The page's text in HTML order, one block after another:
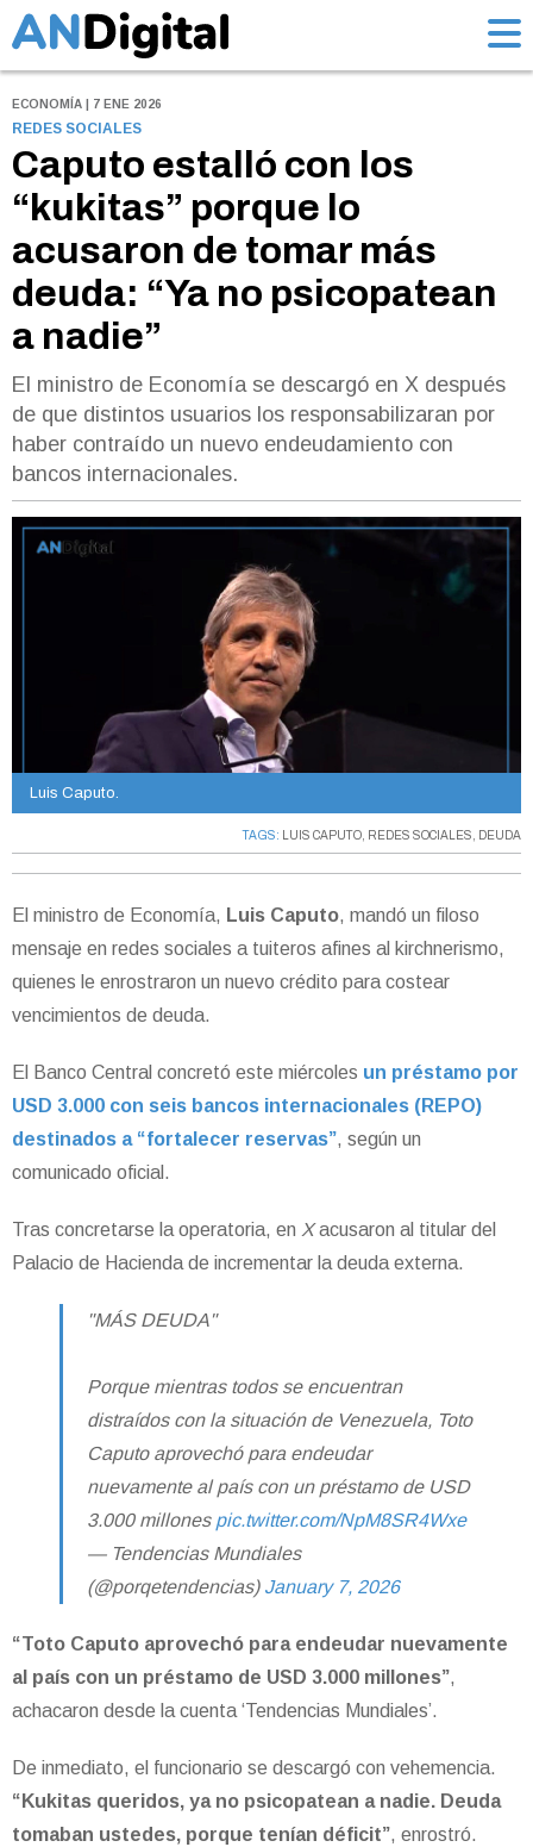
ECONOMÍA | 7 ENE 2026
REDES SOCIALES
Caputo estalló con los
“kukitas” porque lo
acusaron de tomar más
deuda: “Ya no psicopatean
a nadie”
El ministro de Economía se descargó en X después
de que distintos usuarios los responsabilizaran por
haber contraído un nuevo endeudamiento con
bancos internacionales.
Luis Caputo.
TAGS: LUIS CAPUTO, REDES SOCIALES, DEUDA
El ministro de Economía, Luis Caputo, mandó un filoso
mensaje en redes sociales a tuiteros afines al kirchnerismo,
quienes le enrostraron un nuevo crédito para costear
vencimientos de deuda.
El Banco Central concretó este miércoles un préstamo por
USD 3.000 con seis bancos internacionales (REPO)
destinados a “fortalecer reservas”, según un
comunicado oficial.
Tras concretarse la operatoria, en Xacusaron al titular del
Palacio de Hacienda de incrementar la deuda externa.
"MÁS DEUDA"
Porque mientras todos se encuentran
distraídos con la situación de Venezuela, Toto
Caputo aprovechó para endeudar
nuevamente al país con un préstamo de USD
3.000 millones pic.twitter.com/NpM8SR4Wxe
— Tendencias Mundiales
(@porqetendencias) January 7, 2026
“Toto Caputo aprovechó para endeudar nuevamente
al país con un préstamo de USD 3.000 millones”,
achacaron desde la cuenta ‘Tendencias Mundiales’.
De inmediato, el funcionario se descargó con vehemencia.
“Kukitas queridos, ya no psicopatean a nadie. Deuda
tomaban ustedes, porque tenían déficit”, enrostró.